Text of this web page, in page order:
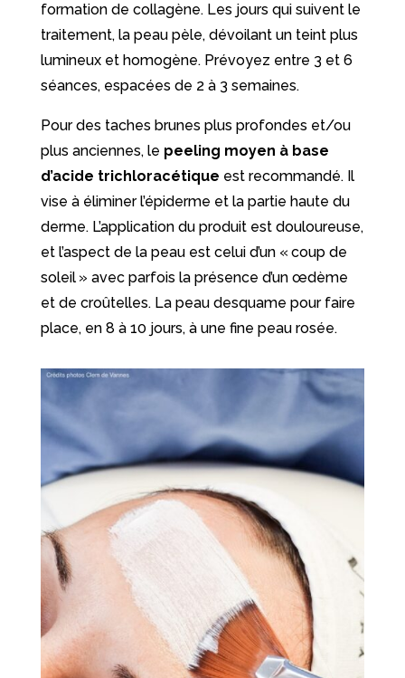
formation de collagène. Les jours qui suivent le
traitement, la peau pèle, dévoilant un teint plus
lumineux et homogène. Prévoyez entre 3 et 6
séances, espacées de 2 à 3 semaines.
Pour des taches brunes plus profondes et/ou
plus anciennes, le peeling moyen à base
d’acide trichloracétique est recommandé. Il
vise à éliminer l’épiderme et la partie haute du
derme. L’application du produit est douloureuse,
et l’aspect de la peau est celui d’un « coup de
soleil » avec parfois la présence d’un œdème
et de croûtelles. La peau desquame pour faire
place, en 8 à 10 jours, à une fine peau rosée.